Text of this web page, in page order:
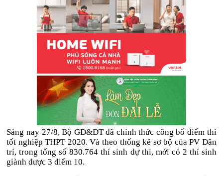
Sáng nay 27/8, Bộ GD&ĐT đã chính thức công bố điểm thi
tốt nghiệp THPT 2020. Và theo thống kê sơ bộ của PV Dân
trí, trong tổng số 830.764 thí sinh dự thi, mới có 2 thí sinh
giành được 3 điểm 10.